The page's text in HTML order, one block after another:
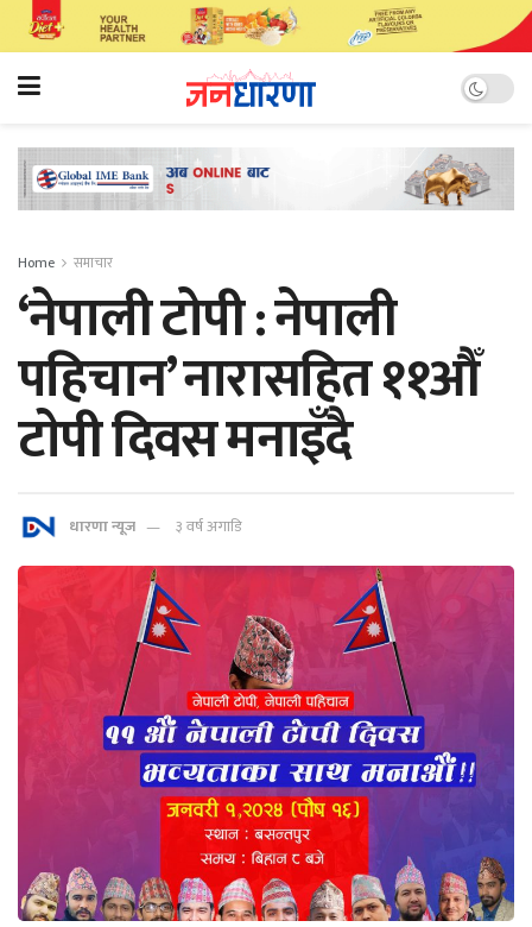
Home समाचार
‘नेपाली टोपी : नेपाली
पहिचान’ नारासहित ११औँ
टाेपी दिवस मनाइँदै
धारणा न्यूज ३ वर्ष अगाडि